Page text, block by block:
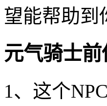
望能帮助到
元气骑士
1、这个